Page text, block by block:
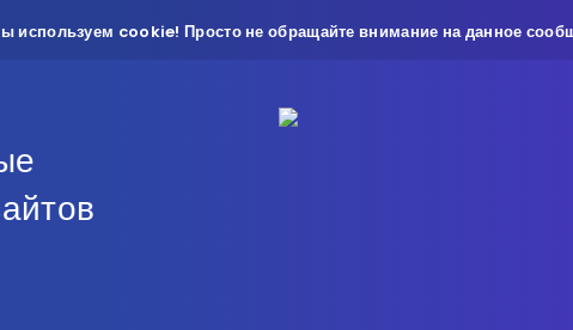
используем cookie! Просто не обращайте внимание на данное